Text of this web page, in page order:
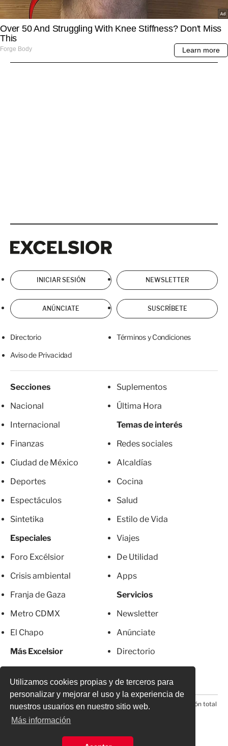
Utilizamos cookies propias y de terceros para
personalizar y mejorar el uso y la experiencia de
nuestros usuarios en nuestro sitio web.
Más información
INICIAR SESIÓN NEWSLETTER
ANÚNCIATE SUSCRÍBETE
Directorio Términos y Condiciones
Aviso de Privacidad
Secciones
Nacional
Internacional
Finanzas
Ciudad de México
Deportes
Espectáculos
Sintetika
Especiales
Foro Excélsior
Crisis ambiental
Franja de Gaza
Metro CDMX
El Chapo
Más Excelsior
Suplementos
Última Hora
Temas de interés
Redes sociales
Alcaldías
Cocina
Salud
Estilo de Vida
Viajes
De Utilidad
Apps
Servicios
Newsletter
Anúnciate
Directorio
© 2026 Todos los derechos reservados. Prohibida la reproducción total
o parcial, incluyendo cualquier medio electrónico*